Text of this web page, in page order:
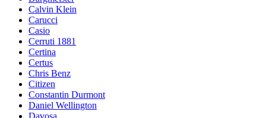
Calvin Klein
Carucci
Casio
Cerruti 1881
Certina
Certus
Chris Benz
Citizen
Constantin Durmont
Daniel Wellington
Davosa